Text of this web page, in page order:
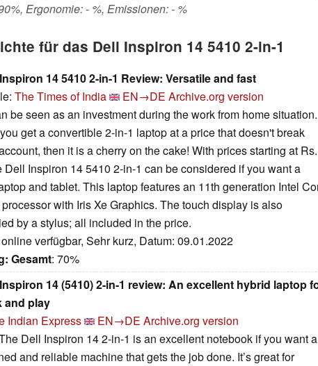
Ergonomie: - %, Emissionen: - %
für das Dell Inspiron 14 5410 2-in-1
14 5410 2-in-1 Review: Versatile and fast
The Times of India EN→DE Archive.org version
be seen as an investment during the work from home situation.
get a convertible 2-in-1 laptop at a price that doesn't break
then it is a cherry on the cake! With prices starting at Rs.
Dell Inspiron 14 5410 2-in-1 can be considered if you want a
and tablet. This laptop features an 11th generation Intel
with Iris Xe Graphics. The touch display is also
by a stylus; all included in the price.
verfügbar, Sehr kurz, Datum: 09.01.2022
Gesamt: 70%
14 (5410) 2-in-1 review: An excellent hybrid laptop
and play
Indian Express EN→DE Archive.org version
Dell Inspiron 14 2-in-1 is an excellent notebook if you want a
and reliable machine that gets the job done. It’s great for